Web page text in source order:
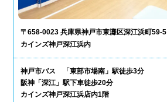
〒658-0023 兵庫県神戸市東灘区深江浜町59-5
カインズ神戸深江浜内
神戸市バス 「東部市場南」駅徒歩3分
阪神「深江」駅下車徒歩20分
カインズ神戸深江浜店内1階